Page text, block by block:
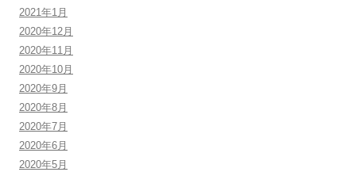
2021年1月
2020年12月
2020年11月
2020年10月
2020年9月
2020年8月
2020年7月
2020年6月
2020年5月